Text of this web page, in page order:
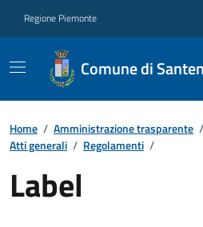
Regione Piemonte
Comune di
Home / Amministrazione trasparente /
Atti generali / Regolamenti /
Label